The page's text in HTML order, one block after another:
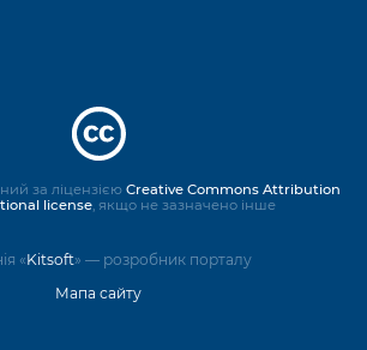
«Kitsoft» — розробник порталу
Мапа сайту
за ліцензією Creative Commons Attribution
license , якщо не зазначено інше